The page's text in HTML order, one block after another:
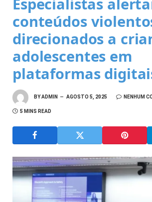
conteúdos
direcionados a
adolescentes em
plataformas
BYADMIN AGOSTO 5, 2025 NENHUM
5 MINS READ